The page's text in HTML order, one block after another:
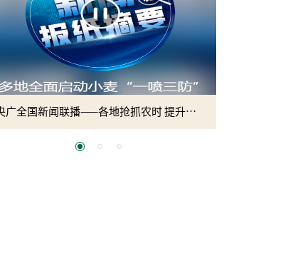
央广全国新闻联播——各地抢抓农时 提升春管效率 夯实夏粮增收基础 (1)